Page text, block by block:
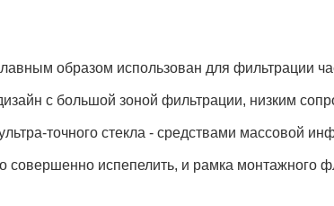
образом использован для фильтрации
с большой зоной фильтрации, низким
точного стекла - средствами массовой
совершенно испепелить, и рамка монтажного